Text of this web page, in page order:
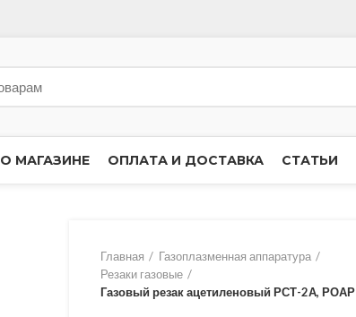
О МАГАЗИНЕ ОПЛАТА И ДОСТАВКА СТАТЬИ
Главная
Газоплазменная аппаратура
Резаки газовые
Газовый резак ацетиленовый РСТ-2А, РОАР